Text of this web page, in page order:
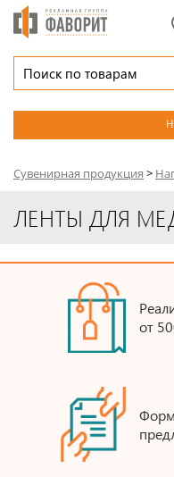
Сувенирная продукция >
ЛЕНТЫ ДЛЯ
от